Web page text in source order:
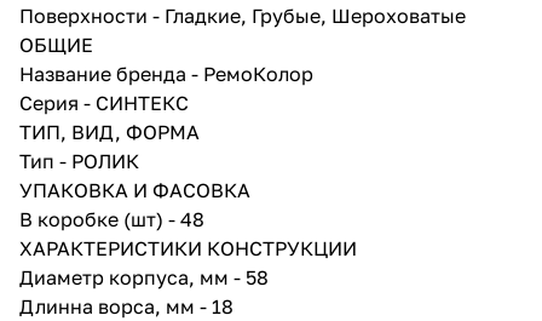
Поверхности - Гладкие, Грубые, Шероховатые
ОБЩИЕ
Название бренда - РемоКолор
Серия - СИНТЕКС
ТИП, ВИД, ФОРМА
Тип - РОЛИК
УПАКОВКА И ФАСОВКА
В коробке (шт) - 48
ХАРАКТЕРИСТИКИ КОНСТРУКЦИИ
Диаметр корпуса, мм - 58
Длинна ворса, мм - 18